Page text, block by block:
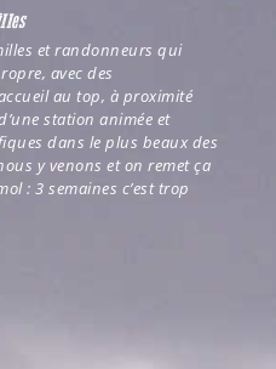
et randonneurs qui
avec des
au top, à proximité
station animée et
dans le plus beaux des
y venons et on remet ça
: 3 semaines c’est trop